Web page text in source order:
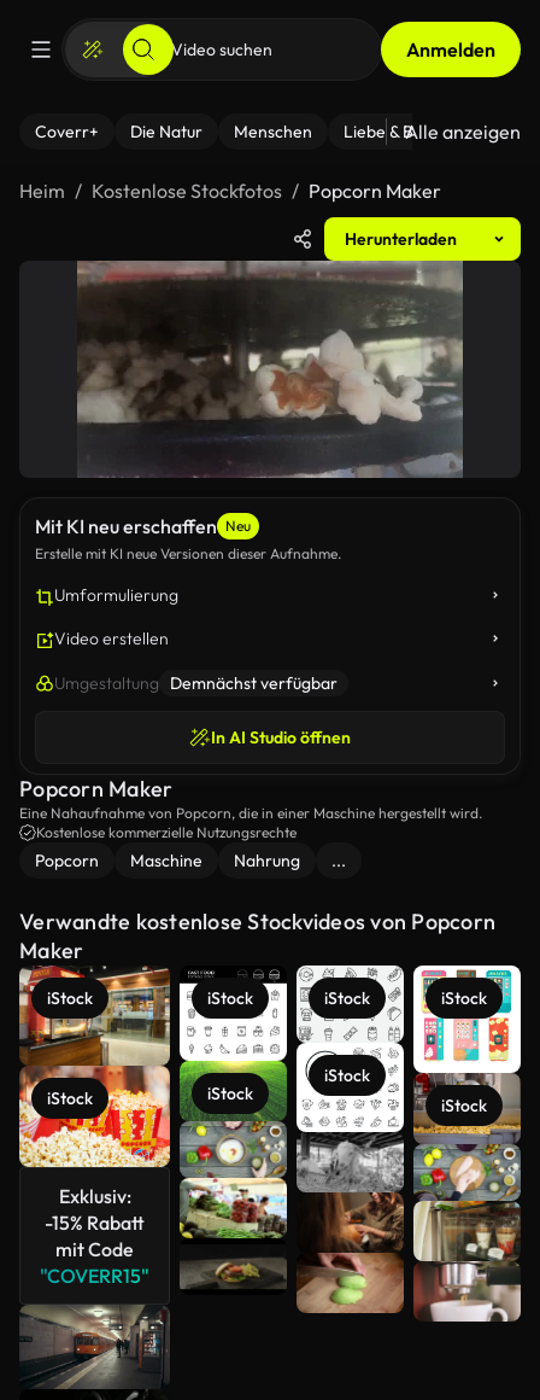
Anmelden
Coverr+ Die Natur Menschen Liebe & Beziehungen
Alle anzeigen
Heim Kostenlose Stockfotos Popcorn Maker
Herunterladen
Mit KI neu erschaffen Neu
Erstelle mit KI neue Versionen dieser Aufnahme.
Umformulierung
Video erstellen
Umgestaltung Demnächst verfügbar
In AI Studio öffnen
Popcorn Maker
Eine Nahaufnahme von Popcorn, die in einer Maschine hergestellt wird.
Kostenlose kommerzielle Nutzungsrechte
Popcorn Maschine Nahrung ...
Verwandte kostenlose Stockvideos von Popcorn
Maker
iStock
iStock
Exklusiv:
-15% Rabatt
mit Code
"COVERR15"
iStock
iStock
iStock
iStock
iStock
iStock
Mehr
anzeigen